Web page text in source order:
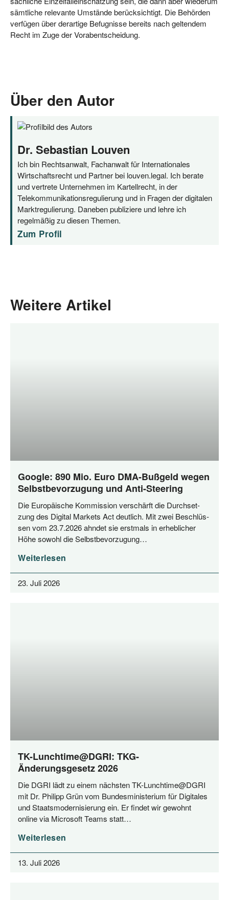
sämt­li­che rele­van­te Umstän­de berück­sich­tigt. Die Behör­den
ver­fü­gen über der­ar­ti­ge Befug­nis­se bereits nach gel­ten­dem
Recht im Zuge der Vorabentscheidung.
Über den Autor
Dr. Sebastian Louven
Ich bin Rechtsanwalt, Fachanwalt für Internationales
Wirtschaftsrecht und Partner bei louven.legal. Ich berate
und vertrete Unternehmen im Kartellrecht, in der
Telekommunikationsregulierung und in Fragen der digitalen
Marktregulierung. Daneben publiziere und lehre ich
regelmäßig zu diesen Themen.
Zum Profil
Weitere Artikel
Google: 890 Mio. Euro DMA-Bußgeld wegen
Selbstbevorzugung und Anti-Steering
Die Euro­päi­sche Kom­mis­si­on ver­schärft die Durch­set­
zung des Digi­tal Mar­kets Act deut­lich. Mit zwei Beschlüs­
sen vom 23.7.2026 ahn­det sie erst­mals in erheb­li­cher
Höhe sowohl die Selbstbevorzugung…
Weiterlesen
23. Juli 2026
TK-Lunchtime@DGRI: TKG-
Änderungsgesetz 2026
Die DGRI lädt zu einem nächs­ten TK-Lunchtime@DGRI
mit Dr. Phil­ipp Grün vom Bun­des­mi­nis­te­ri­um für Digi­ta­les
und Staats­mo­der­ni­sie­rung ein. Er fin­det wir gewohnt
online via Micro­soft Teams statt…
Weiterlesen
13. Juli 2026